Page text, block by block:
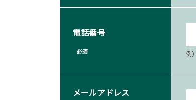
電話番号
必須 例
メールアドレス